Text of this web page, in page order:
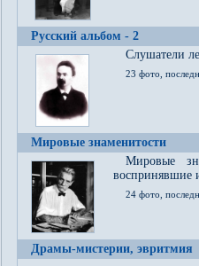
Русский альбом - 2
Cлушатели
23 фото,
Мировые знаменитости
Мировые
воспринявшие
24 фото,
Драмы-мистерии, эвритмия